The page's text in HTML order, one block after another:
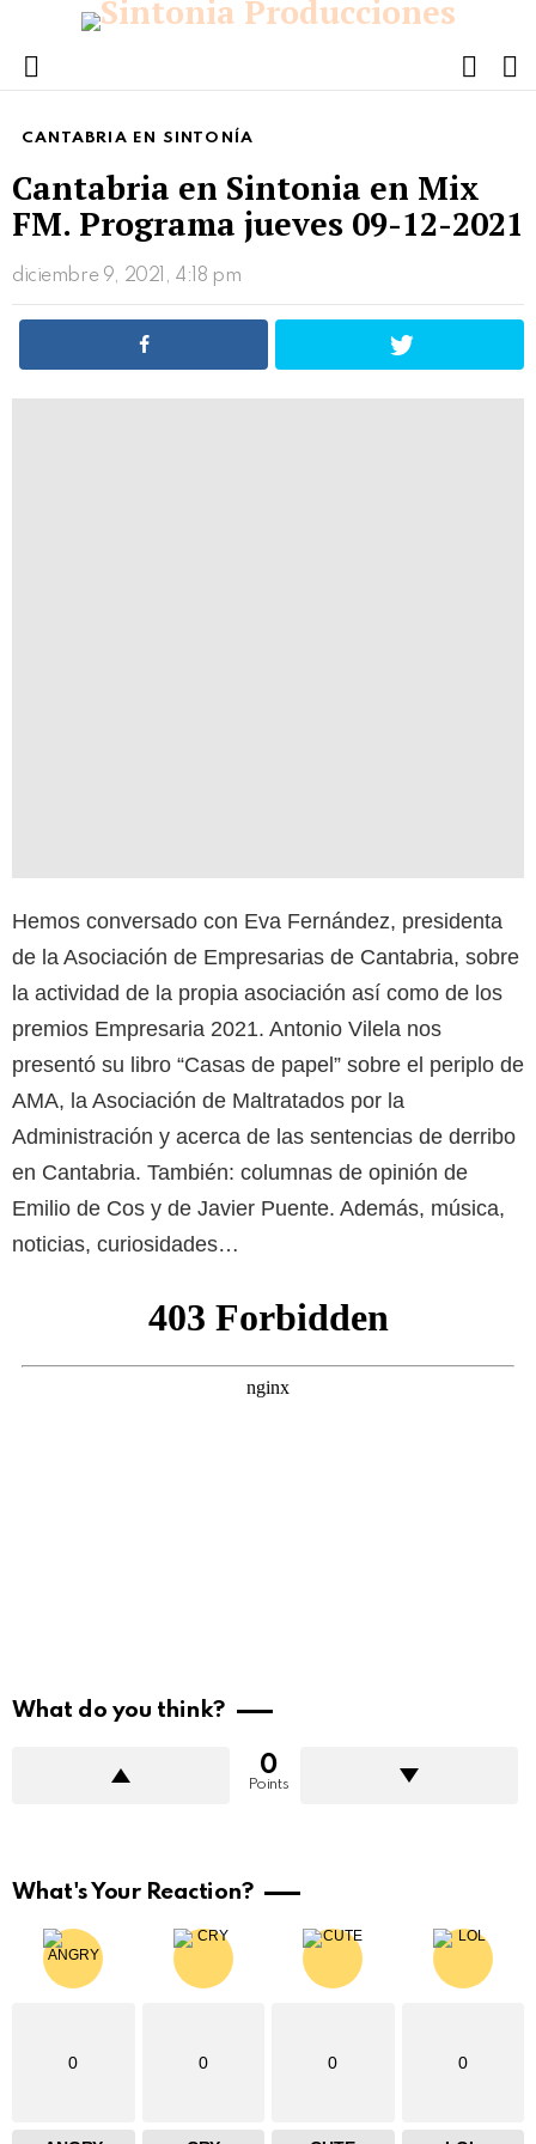
Menu
CANTABRIA EN SINTONÍA
Cantabria en Sintonia en Mix
FM. Programa jueves 09-12-2021
diciembre 9, 2021, 4:18 pm
Hemos conversado con Eva Fernández, presidenta
de la Asociación de Empresarias de Cantabria, sobre
la actividad de la propia asociación así como de los
premios Empresaria 2021. Antonio Vilela nos
presentó su libro “Casas de papel” sobre el periplo de
AMA, la Asociación de Maltratados por la
Administración y acerca de las sentencias de derribo
en Cantabria. También: columnas de opinión de
Emilio de Cos y de Javier Puente. Además, música,
noticias, curiosidades…
What do you think?
0
Points
What's Your Reaction?
0 0 0 0